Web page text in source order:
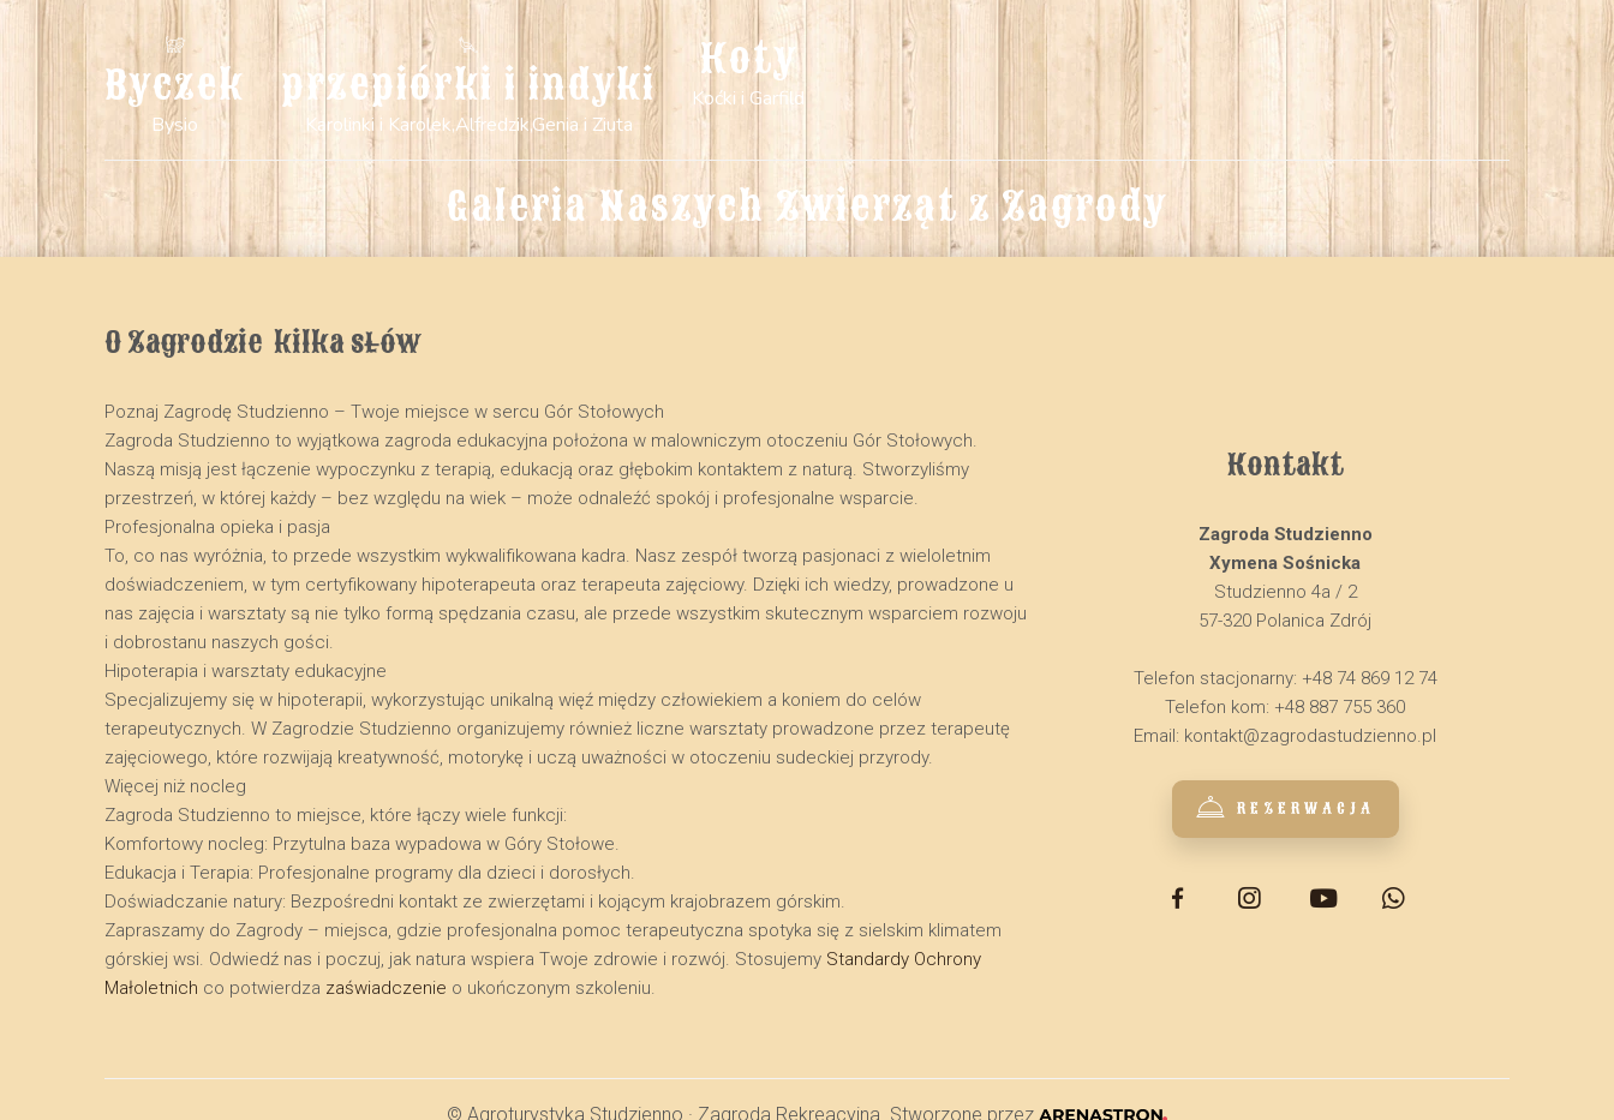
Byczek
Bysio
przepiórki i indyki
Karolinki i Karolek,Alfredzik,Genia i Ziuta
Koty
Koćki i Garfild
Galeria Naszych Zwierząt z Zagrody
O Zagrodzie  kilka słów
Poznaj Zagrodę Studzienno – Twoje miejsce w sercu Gór Stołowych
​Zagroda Studzienno to wyjątkowa zagroda edukacyjna położona w malowniczym otoczeniu Gór Stołowych.
Naszą misją jest łączenie wypoczynku z terapią, edukacją oraz głębokim kontaktem z naturą. Stworzyliśmy
przestrzeń, w której każdy – bez względu na wiek – może odnaleźć spokój i profesjonalne wsparcie.
​Profesjonalna opieka i pasja
​To, co nas wyróżnia, to przede wszystkim wykwalifikowana kadra. Nasz zespół tworzą pasjonaci z wieloletnim
doświadczeniem, w tym certyfikowany hipoterapeuta oraz terapeuta zajęciowy. Dzięki ich wiedzy, prowadzone u
nas zajęcia i warsztaty są nie tylko formą spędzania czasu, ale przede wszystkim skutecznym wsparciem rozwoju
i dobrostanu naszych gości.
​Hipoterapia i warsztaty edukacyjne
​Specjalizujemy się w hipoterapii, wykorzystując unikalną więź między człowiekiem a koniem do celów
terapeutycznych. W Zagrodzie Studzienno organizujemy również liczne warsztaty prowadzone przez terapeutę
zajęciowego, które rozwijają kreatywność, motorykę i uczą uważności w otoczeniu sudeckiej przyrody.
​Więcej niż nocleg
​Zagroda Studzienno to miejsce, które łączy wiele funkcji:
​Komfortowy nocleg: Przytulna baza wypadowa w Góry Stołowe.
​Edukacja i Terapia: Profesjonalne programy dla dzieci i dorosłych.
​Doświadczanie natury: Bezpośredni kontakt ze zwierzętami i kojącym krajobrazem górskim.
​Zapraszamy do Zagrody – miejsca, gdzie profesjonalna pomoc terapeutyczna spotyka się z sielskim klimatem
górskiej wsi. Odwiedź nas i poczuj, jak natura wspiera Twoje zdrowie i rozwój. Stosujemy Standardy Ochrony
Małoletnich co potwierdza zaświadczenie o ukończonym szkoleniu.
Kontakt
Zagroda Studzienno
Xymena Sośnicka
Studzienno 4a / 2
57-320 Polanica Zdrój
Telefon stacjonarny: +48 74 869 12 74
Telefon kom: +48 887 755 360
Email: kontakt@zagrodastudzienno.pl
REZERWACJA
© Agroturystyka Studzienno · Zagroda Rekreacyjna. Stworzone przez